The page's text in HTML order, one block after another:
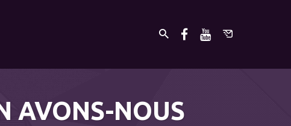
AVONS-NOUS